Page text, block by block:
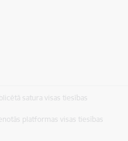
satura visas tiesības
platformas visas tiesības